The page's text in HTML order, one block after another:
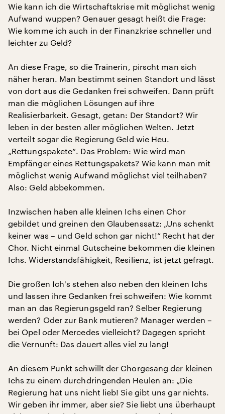
Wie kann ich die Wirtschaftskrise mit möglichst wenig
Aufwand wuppen? Genauer gesagt heißt die Frage:
Wie komme ich auch in der Finanzkrise schneller und
leichter zu Geld?
An diese Frage, so die Trainerin, pirscht man sich
näher heran. Man bestimmt seinen Standort und lässt
von dort aus die Gedanken frei schweifen. Dann prüft
man die möglichen Lösungen auf ihre
Realisierbarkeit. Gesagt, getan: Der Standort? Wir
leben in der besten aller möglichen Welten. Jetzt
verteilt sogar die Regierung Geld wie Heu.
„Rettungspakete“. Das Problem: Wie wird man
Empfänger eines Rettungspakets? Wie kann man mit
möglichst wenig Aufwand möglichst viel teilhaben?
Also: Geld abbekommen.
Inzwischen haben alle kleinen Ichs einen Chor
gebildet und greinen den Glaubenssatz: „Uns schenkt
keiner was – und Geld schon gar nicht!“ Recht hat der
Chor. Nicht einmal Gutscheine bekommen die kleinen
Ichs. Widerstandsfähigkeit, Resilienz, ist jetzt gefragt.
Die großen Ich's stehen also neben den kleinen Ichs
und lassen ihre Gedanken frei schweifen: Wie kommt
man an das Regierungsgeld ran? Selber Regierung
werden? Oder zur Bank mutieren? Manager werden –
bei Opel oder Mercedes vielleicht? Dagegen spricht
die Vernunft: Das dauert alles viel zu lang!
An diesem Punkt schwillt der Chorgesang der kleinen
Ichs zu einem durchdringenden Heulen an: „Die
Regierung hat uns nicht lieb! Sie gibt uns gar nichts.
Wir geben ihr immer, aber sie? Sie liebt uns überhaupt